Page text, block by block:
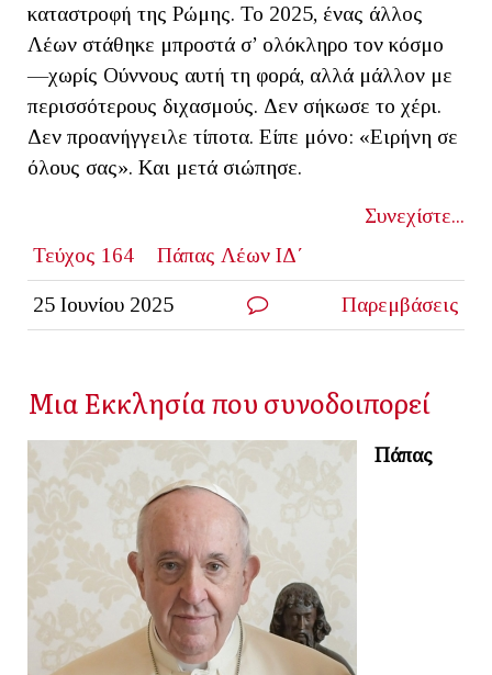
καταστροφή της Ρώμης. Το 2025, ένας άλλος
Λέων στάθηκε μπροστά σ’ ολόκληρο τον κόσμο
—χωρίς Ούννους αυτή τη φορά, αλλά μάλλον με
περισσότερους διχασμούς. Δεν σήκωσε το χέρι.
Δεν προανήγγειλε τίποτα. Είπε μόνο: «Ειρήνη σε
όλους σας». Και μετά σιώπησε.
Συνεχίστε...
Τεύχος 164
Πάπας Λέων ΙΔ΄
25 Ιουνίου 2025 Παρεμβάσεις
Μια Εκκλησία που συνοδοιπορεί
Πάπας